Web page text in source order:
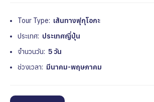
Tour Type: เส้นทางฟุกุโอกะ
ประเทศ: ประเทศญี่ปุ่น
จำนวนวัน: 5 วัน
ช่วงเวลา: มีนาคม-พฤษภาคม